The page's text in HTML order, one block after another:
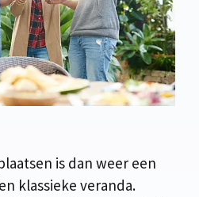
is dan weer een
klassieke veranda.